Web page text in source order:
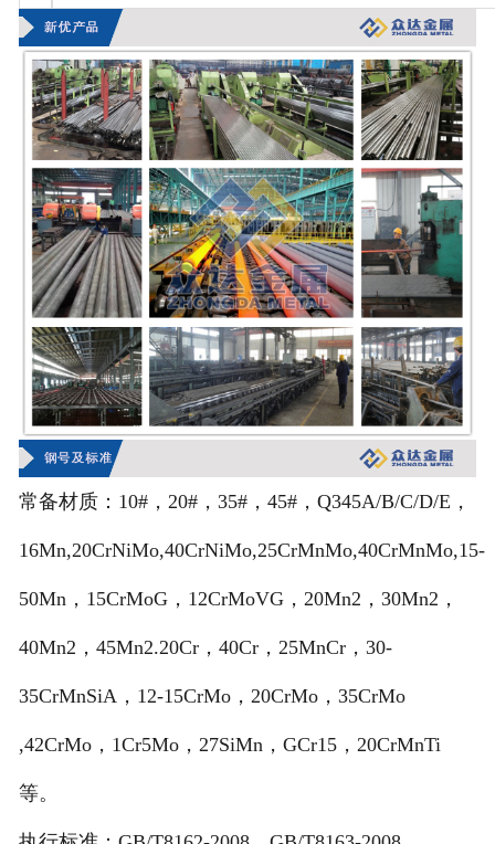
常备材质：10#，20#，35#，45#，Q345A/B/C/D/E，
16Mn,20CrNiMo,40CrNiMo,25CrMnMo,40CrMnMo,15-
50Mn，15CrMoG，12CrMoVG，20Mn2，30Mn2，
40Mn2，45Mn2.20Cr，40Cr，25MnCr，30-
35CrMnSiA，12-15CrMo，20CrMo，35CrMo
,42CrMo，1Cr5Mo，27SiMn，GCr15，20CrMnTi
等。